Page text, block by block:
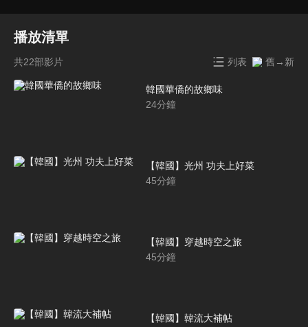
播放清單
共22部影片 列表 舊→新
韓國華僑的故鄉味
24分鐘
【韓國】光州 功夫上好菜
45分鐘
【韓國】穿越時空之旅
45分鐘
【韓國】韓流大補帖